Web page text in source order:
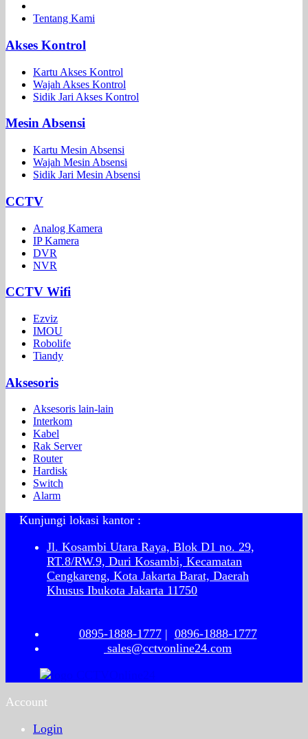
Tentang Kami
Akses Kontrol
Kartu Akses Kontrol
Wajah Akses Kontrol
Sidik Jari Akses Kontrol
Mesin Absensi
Kartu Mesin Absensi
Wajah Mesin Absensi
Sidik Jari Mesin Absensi
CCTV
Analog Kamera
IP Kamera
DVR
NVR
CCTV Wifi
Ezviz
IMOU
Robolife
Tiandy
Aksesoris
Aksesoris lain-lain
Interkom
Kabel
Rak Server
Router
Hardisk
Switch
Alarm
Kunjungi lokasi kantor :
Jl. Kosambi Utara Raya, Blok D1 no. 29,
RT.8/RW.9, Duri Kosambi, Kecamatan
Cengkareng, Kota Jakarta Barat, Daerah
Khusus Ibukota Jakarta 11750
0895-1888-1777| 0896-1888-1777
sales@cctvonline24.com
Account
Login